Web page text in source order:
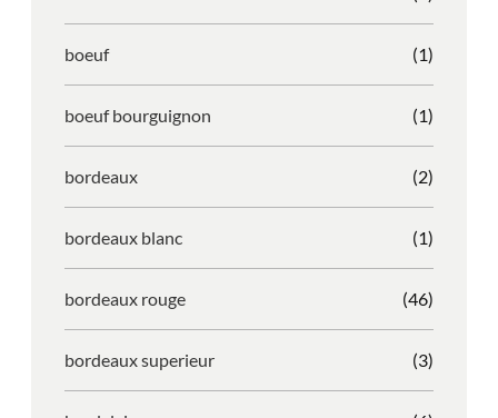
boeuf (1)
boeuf bourguignon (1)
bordeaux (2)
bordeaux blanc (1)
bordeaux rouge (46)
bordeaux superieur (3)